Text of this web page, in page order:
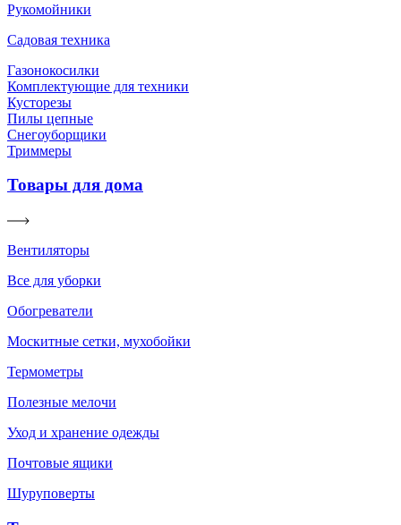
Рукомойники
Садовая техника
Газонокосилки
Комплектующие для техники
Кусторезы
Пилы цепные
Снегоуборщики
Триммеры
Товары для дома
Вентиляторы
Все для уборки
Обогреватели
Москитные сетки, мухобойки
Термометры
Полезные мелочи
Уход и хранение одежды
Почтовые ящики
Шуруповерты